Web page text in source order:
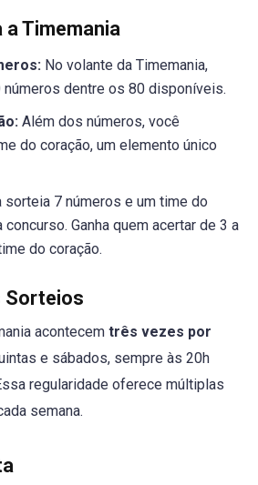
a Timemania
No volante da Timemania,
dentre os 80 disponíveis.
Além dos números, você
do coração, um elemento único
sorteia 7 números e um time do
concurso. Ganha quem acertar de 3 a
do coração.
Sorteios
acontecem três vezes por
e sábados, sempre às 20h
regularidade oferece múltiplas
semana.